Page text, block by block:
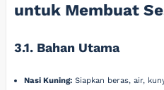
untuk Membuat
3.1. Bahan Utama
Nasi Kuning:Siapkan beras, air,